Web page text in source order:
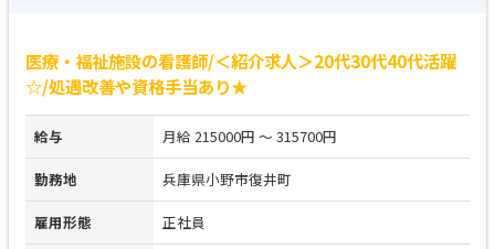
医療・福祉施設の看護師/＜紹介求人＞20代30代40代活躍
☆/処遇改善や資格手当あり★
給与 月給 215000円 ～ 315700円
勤務地 兵庫県小野市復井町
雇用形態 正社員